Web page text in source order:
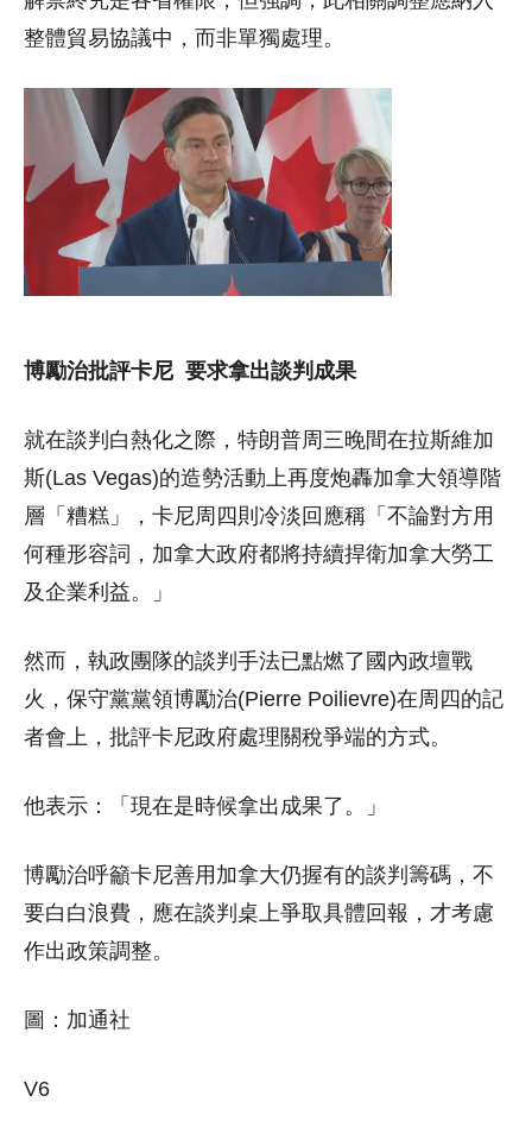
整體貿易協議中，而非單獨處理。
博勵治批評卡尼 要求拿出談判成果
就在談判白熱化之際，特朗普周三晚間在拉斯維加
斯(Las Vegas)的造勢活動上再度炮轟加拿大領導階
層「糟糕」，卡尼周四則冷淡回應稱「不論對方用
何種形容詞，加拿大政府都將持續捍衛加拿大勞工
及企業利益。」
然而，執政團隊的談判手法已點燃了國內政壇戰
火，保守黨黨領博勵治(Pierre Poilievre)在周四的記
者會上，批評卡尼政府處理關稅爭端的方式。
他表示：「現在是時候拿出成果了。」
博勵治呼籲卡尼善用加拿大仍握有的談判籌碼，不
要白白浪費，應在談判桌上爭取具體回報，才考慮
作出政策調整。
圖：加通社
V6